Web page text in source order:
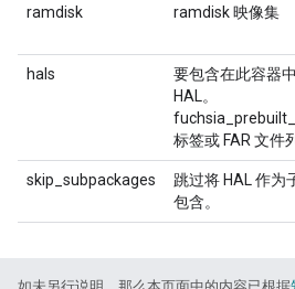
ramdisk ramdisk 映像集
hals
要包含在此容器
HAL。
标签或 FAR 文件
skip_subpackages
跳过将 HAL 作为
包含。